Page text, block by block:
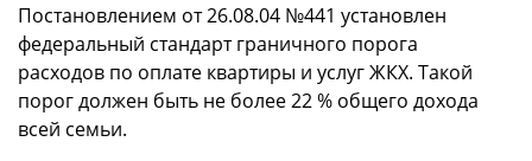
Постановлением от 26.08.04 №441 установлен
федеральный стандарт граничного порога
расходов по оплате квартиры и услуг ЖКХ. Такой
порог должен быть не более 22 % общего дохода
всей семьи.